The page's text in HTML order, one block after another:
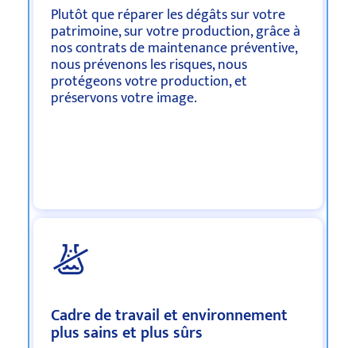
Plutôt que réparer les dégâts sur votre
patrimoine, sur votre production, grâce à
nos contrats de maintenance préventive,
nous prévenons les risques, nous
protégeons votre production, et
préservons votre image.
Cadre de travail et environnement
plus sains et plus sûrs